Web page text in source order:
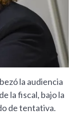
la audiencia
la fiscal, bajo la
de tentativa.